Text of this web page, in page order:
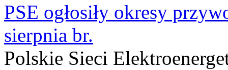
PSE ogłosiły okresy
sierpnia br.
Polskie Sieci